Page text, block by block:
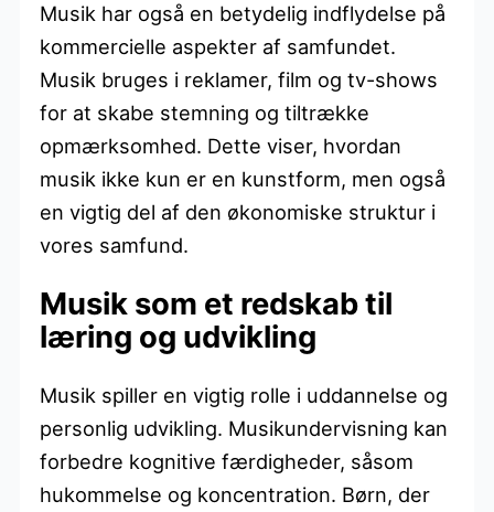
Musik har også en betydelig indflydelse på
kommercielle aspekter af samfundet.
Musik bruges i reklamer, film og tv-shows
for at skabe stemning og tiltrække
opmærksomhed. Dette viser, hvordan
musik ikke kun er en kunstform, men også
en vigtig del af den økonomiske struktur i
vores samfund.
Musik som et redskab til
læring og udvikling
Musik spiller en vigtig rolle i uddannelse og
personlig udvikling. Musikundervisning kan
forbedre kognitive færdigheder, såsom
hukommelse og koncentration. Børn, der